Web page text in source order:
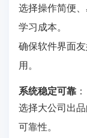
选择操作简便
学习成本。
确保软件界面
用。
系统稳定可靠 ：
选择大公司出
可靠性。